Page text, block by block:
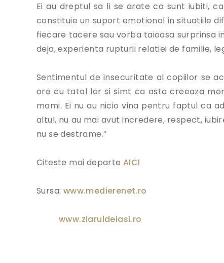
Ei au dreptul sa li se arate ca sunt iubiti,
constituie un suport emotional in situatiile
fiecare tacere sau vorba taioasa surprinsa
deja, experienta rupturii relatiei de familie,
Sentimentul de insecuritate al copiilor se
ore cu tatal lor si simt ca asta creeaza
mami. Ei nu au nicio vina pentru faptul ca
altul, nu au mai avut incredere, respect,
nu se destrame.”
Citeste mai departe AICI
Sursa: www.medierenet.ro
www.ziaruldeiasi.ro